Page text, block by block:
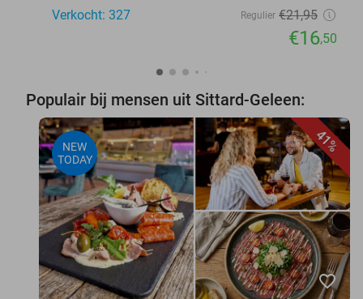
Verkocht: 327 Regulier €21,95
€16,50
Populair bij mensen uit Sittard-Geleen:
41%
NEW
TODAY
favorite_border